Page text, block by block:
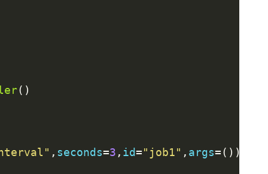
()
, seconds=3 , id="job1" , args=())